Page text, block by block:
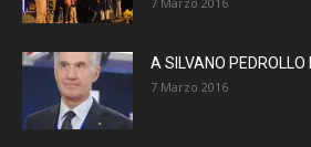
A SILVANO PEDROLLO
7 Marzo 2016